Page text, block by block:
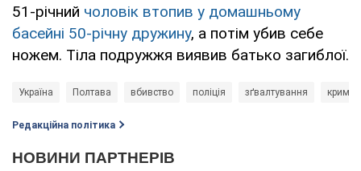
51-річний чоловік втопив у домашньому
басейні 50-річну дружину, а потім убив себе
ножем. Тіла подружжя виявив батько загиблої.
Україна Полтава вбивство поліція зґвалтування
Редакційна політика